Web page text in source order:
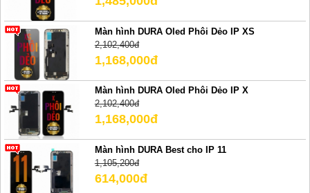
Màn hình DURA Oled Phôi Dẻo IP XS
2,102,400đ
1,168,000đ
Màn hình DURA Oled Phôi Dẻo IP X
2,102,400đ
1,168,000đ
Màn hình DURA Best cho IP 11
1,105,200đ
614,000đ